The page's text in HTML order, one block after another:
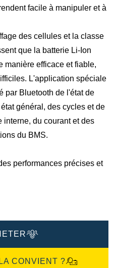
facile à manipuler et à
des cellules et la classe
que la batterie Li-Ion
manière efficace et fiable,
L'application spéciale
par Bluetooth de l'état de
général, des cycles et de
interne, du courant et des
du BMS.
performances précises et
CONVIENT ?